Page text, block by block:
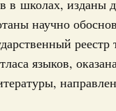
в школах, изданы
научно
языков,
пятница
поддержка